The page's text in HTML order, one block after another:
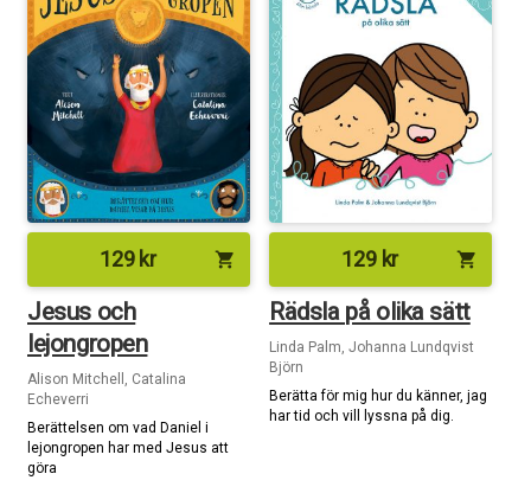
129 kr shopping_cart
Jesus och
lejongropen
Alison Mitchell, Catalina
Echeverri
Berättelsen om vad Daniel i
lejongropen har med Jesus att
göra
129 kr shopping_cart
Rädsla på olika sätt
Linda Palm, Johanna Lundqvist
Björn
Berätta för mig hur du känner, jag
har tid och vill lyssna på dig.